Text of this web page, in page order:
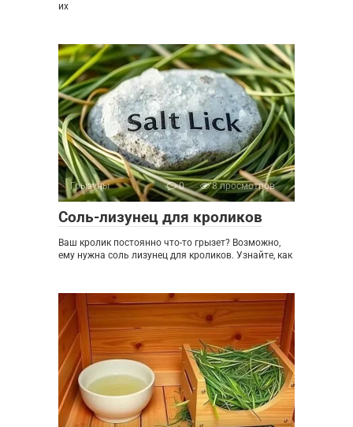
их
Грызуны 0 8 просмотров
Соль-лизунец для кроликов
Ваш кролик постоянно что-то грызет? Возможно,
ему нужна соль лизунец для кроликов. Узнайте, как